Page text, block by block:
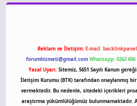
Reklam ve İletişim: E-mail:
forumhizmeti@gmail.com Whatsapp: 0262 606
Yasal Uyarı: Sitemiz, 5651 Sayılı Kanun
İletişim Kurumu (BTK) tarafından onaylanmış
vermektedir. Bu nedenle, sitedeki içerikleri
araştırma yükümlülüğümüz bulunmamaktadır.